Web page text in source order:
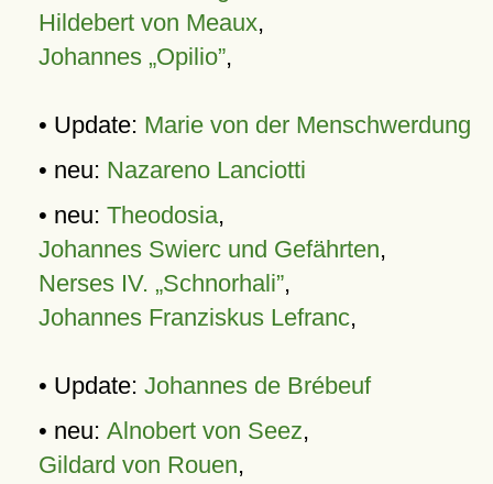
Hildebert von Meaux,
Johannes „Opilio”,
• Update: Marie von der Menschwerdung
• neu: Nazareno Lanciotti
• neu: Theodosia,
Johannes Swierc und Gefährten,
Nerses IV. „Schnorhali”,
Johannes Franziskus Lefranc,
• Update: Johannes de Brébeuf
• neu: Alnobert von Seez,
Gildard von Rouen,